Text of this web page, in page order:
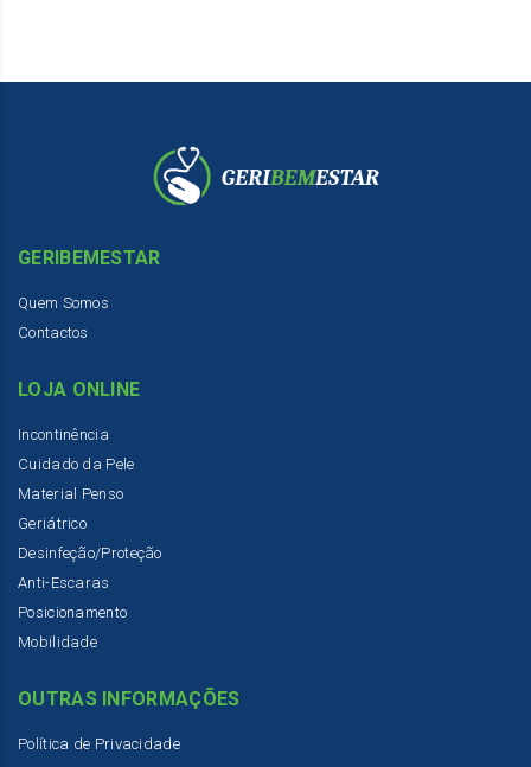
GERIBEMESTAR
Quem Somos
Contactos
LOJA ONLINE
Incontinência
Cuidado da Pele
Material Penso
Geriátrico
Desinfeção/Proteção
Anti-Escaras
Posicionamento
Mobilidade
OUTRAS INFORMAÇÕES
Política de Privacidade